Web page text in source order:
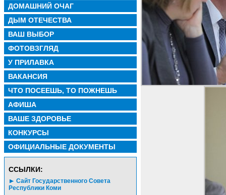
ДОМАШНИЙ ОЧАГ
ДЫМ ОТЕЧЕСТВА
ВАШ ВЫБОР
ФОТОВЗГЛЯД
У ПРИЛАВКА
ВАКАНСИЯ
ЧТО ПОСЕЕШЬ, ТО ПОЖНЕШЬ
АФИША
ВАШЕ ЗДОРОВЬЕ
КОНКУРСЫ
ОФИЦИАЛЬНЫЕ ДОКУМЕНТЫ
CСЫЛКИ:
Сайт Государственного Совета
Республики Коми